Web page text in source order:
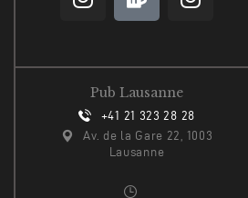
Pub Lausanne
+41 21 323 28 28
Av. de la Gare 22, 1003
Lausanne